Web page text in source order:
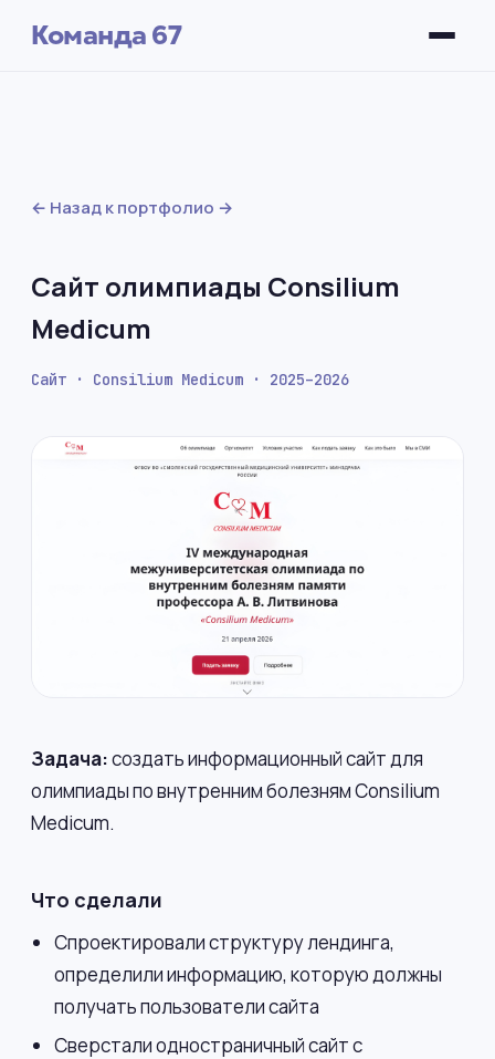
Команда 67
← Назад к портфолио
Сайт олимпиады Consilium
Medicum
Сайт · Consilium Medicum · 2025–2026
Задача:создать информационный сайт для
олимпиады по внутренним болезням Consilium
Medicum.
Что сделали
Спроектировали структуру лендинга,
определили информацию, которую должны
получать пользователи сайта
Сверстали одностраничный сайт с